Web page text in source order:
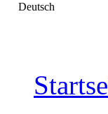
Deutsch